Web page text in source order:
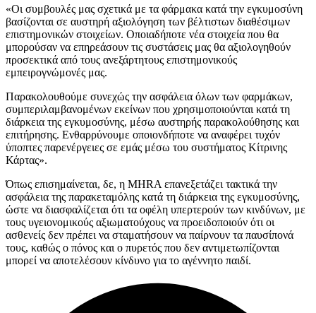
«Οι συμβουλές μας σχετικά με τα φάρμακα κατά την εγκυμοσύνη
βασίζονται σε αυστηρή αξιολόγηση των βέλτιστων διαθέσιμων
επιστημονικών στοιχείων. Οποιαδήποτε νέα στοιχεία που θα
μπορούσαν να επηρεάσουν τις συστάσεις μας θα αξιολογηθούν
προσεκτικά από τους ανεξάρτητους επιστημονικούς
εμπειρογνώμονές μας.
Παρακολουθούμε συνεχώς την ασφάλεια όλων των φαρμάκων,
συμπεριλαμβανομένων εκείνων που χρησιμοποιούνται κατά τη
διάρκεια της εγκυμοσύνης, μέσω αυστηρής παρακολούθησης και
επιτήρησης. Ενθαρρύνουμε οποιονδήποτε να αναφέρει τυχόν
ύποπτες παρενέργειες σε εμάς μέσω του συστήματος Κίτρινης
Κάρτας».
Όπως επισημαίνεται, δε, η MHRA επανεξετάζει τακτικά την
ασφάλεια της παρακεταμόλης κατά τη διάρκεια της εγκυμοσύνης,
ώστε να διασφαλίζεται ότι τα οφέλη υπερτερούν των κινδύνων, με
τους υγειονομικούς αξιωματούχους να προειδοποιούν ότι οι
ασθενείς δεν πρέπει να σταματήσουν να παίρνουν τα παυσίπονά
τους, καθώς ο πόνος και ο πυρετός που δεν αντιμετωπίζονται
μπορεί να αποτελέσουν κίνδυνο για το αγέννητο παιδί.